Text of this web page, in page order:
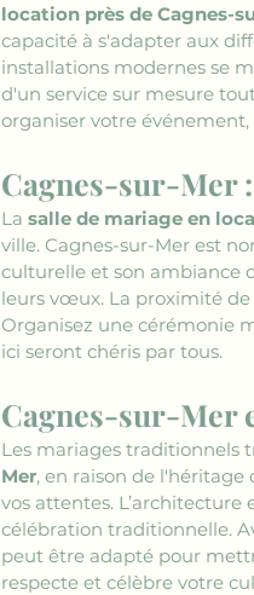
location près de Cagnes-
capacité à s'adapter aux
installations modernes se
d'un service sur mesure
organiser votre événement,
Cagnes-sur-Mer
La salle de mariage en
ville. Cagnes-sur-Mer est
culturelle et son ambiance
leurs vœux. La proximité
Organisez une cérémonie
ici seront chéris par tous.
Cagnes-sur-Mer
Les mariages traditionnels
Mer, en raison de
vos attentes.
célébration traditionnelle.
peut être adapté pour
respecte et célèbre votre